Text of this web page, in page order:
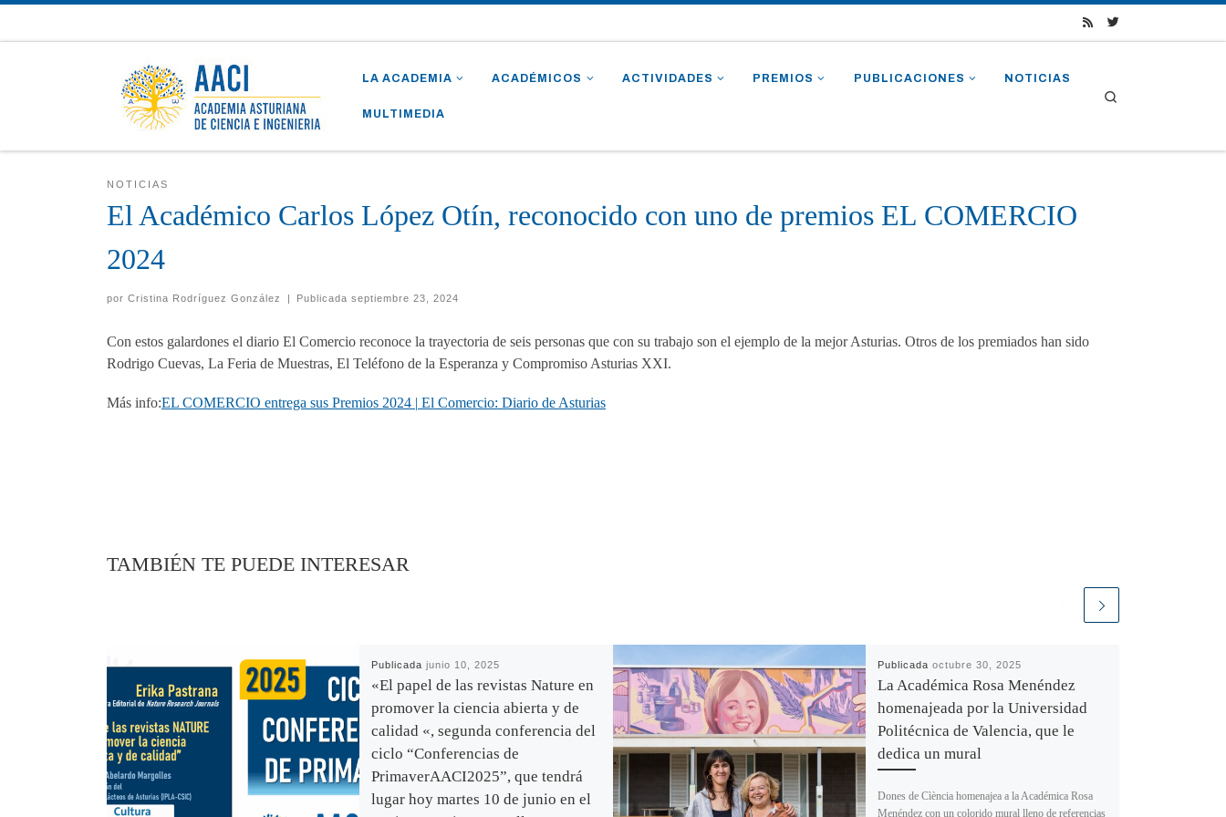
LA ACADEMIA ACADÉMICOS ACTIVIDADES PREMIOS PUBLICACIONES NOTICIAS
MULTIMEDIA
NOTICIAS
El Académico Carlos López Otín, reconocido con uno de premios EL COMERCIO
2024
por Cristina Rodríguez González | Publicadaseptiembre 23, 2024
Con estos galardones el diario El Comercio reconoce la trayectoria de seis personas que con su trabajo son el ejemplo de la mejor Asturias. Otros de los premiados han sido
Rodrigo Cuevas, La Feria de Muestras, El Teléfono de la Esperanza y Compromiso Asturias XXI.
Más info:EL COMERCIO entrega sus Premios 2024 | El Comercio: Diario de Asturias
TAMBIÉN TE PUEDE INTERESAR
Publicada junio 10, 2025
«El papel de las revistas Nature en
promover la ciencia abierta y de
calidad «, segunda conferencia del
ciclo “Conferencias de
PrimaverAACI2025”, que tendrá
lugar hoy martes 10 de junio en el
Publicada octubre 30, 2025
La Académica Rosa Menéndez
homenajeada por la Universidad
Politécnica de Valencia, que le
dedica un mural
Dones de Cìència homenajea a la Académica Rosa
Menéndez con un colorido mural lleno de referencias